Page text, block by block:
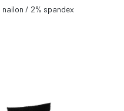
nailon / 2% spandex